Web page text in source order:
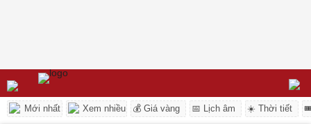
Mới nhất Xem nhiều 💰 Giá vàng 📅 Lịch âm ☀️ Thời tiết